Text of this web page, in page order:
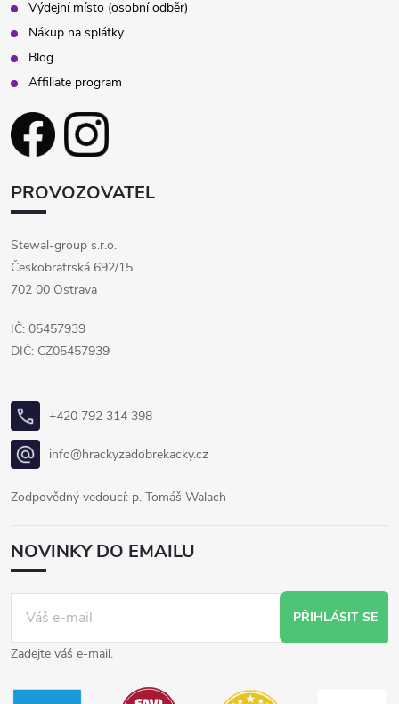
Výdejní místo (osobní odběr)
Nákup na splátky
Blog
Affiliate program
PROVOZOVATEL
Stewal-group s.r.o.
Českobratrská 692/15
702 00 Ostrava
IČ: 05457939
DIČ: CZ05457939
+420 792 314 398
info@hrackyzadobrekacky.cz
Zodpovědný vedoucí: p. Tomáš Walach
NOVINKY DO EMAILU
PŘIHLÁSIT SE
Zadejte váš e-mail.